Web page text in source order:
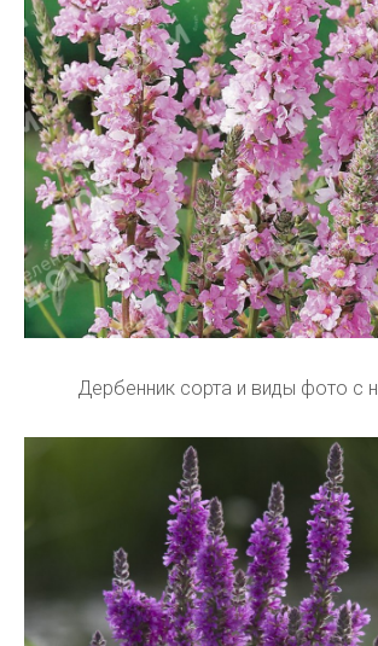
Дербенник сорта и виды фото с